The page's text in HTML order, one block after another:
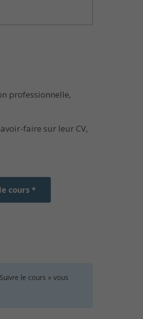
professionnelle,
faire sur leur CV,
cours *
le cours » vous